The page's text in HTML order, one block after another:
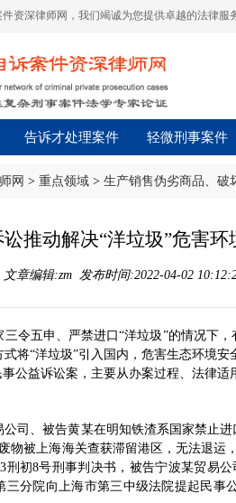
资深律师网，我们竭诚为您提供卓越的法律服
告诉才处理案件 轻微刑事案件
网 > 重点领域 > 生产销售伪劣商品、破
推动解决“洋垃圾”危害环
章编辑:zm 发布时间:2022-04-02
三令五申、严禁进口“洋垃圾”的情况下
将“洋垃圾”引入国内，危害生态环境
事公益诉讼案，主要从办案过程、法律
公司、被告黄某在明知铁渣系国家禁止
物被上海海关查获滞留港区，无法退运
刑初8号刑事判决书，被告宁波某贸易
三分院向上海市第三中级法院提起民